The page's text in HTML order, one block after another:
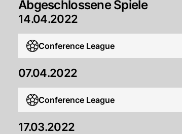
Abgeschlossene Spiele
14.04.2022
Conference League
07.04.2022
Conference League
17.03.2022